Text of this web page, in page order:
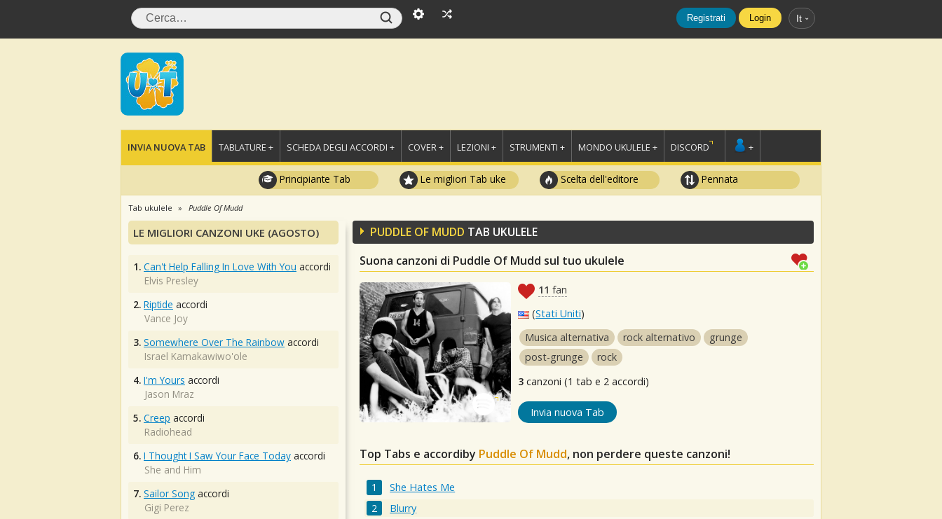
Registrati Login It
INVIA NUOVA TAB TABLATURE + SCHEDA DEGLI ACCORDI + COVER + LEZIONI + STRUMENTI + MONDO UKULELE + DISCORD +
Principiante Tab Le migliori Tab uke Scelta dell'editore Pennata
Tab ukulele Puddle Of Mudd
PUDDLE OF MUDD TAB UKULELE
Suona canzoni di Puddle Of Mudd sul tuo ukulele
11 fan
(Stati Uniti)
Musica alternativa
rock alternativo
grunge
post-grunge
rock
3 canzoni (1 tab e 2 accordi)
Invia nuova Tab
Top Tabs e accordiby Puddle Of Mudd, non perdere queste canzoni!
She Hates Me
Blurry
LE MIGLIORI CANZONI UKE (AGOSTO)
1. Can't Help Falling In Love With You accordi
Elvis Presley
2. Riptide accordi
Vance Joy
3. Somewhere Over The Rainbow accordi
Israel Kamakawiwo'ole
4. I'm Yours accordi
Jason Mraz
5. Creep accordi
Radiohead
6. I Thought I Saw Your Face Today accordi
She and Him
7. Sailor Song accordi
Gigi Perez